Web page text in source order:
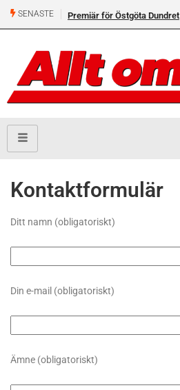
SENASTE Premiär för Östgöta Dundret
Kontaktformulär
Ditt namn (obligatoriskt)
Din e-mail (obligatoriskt)
Ämne (obligatoriskt)